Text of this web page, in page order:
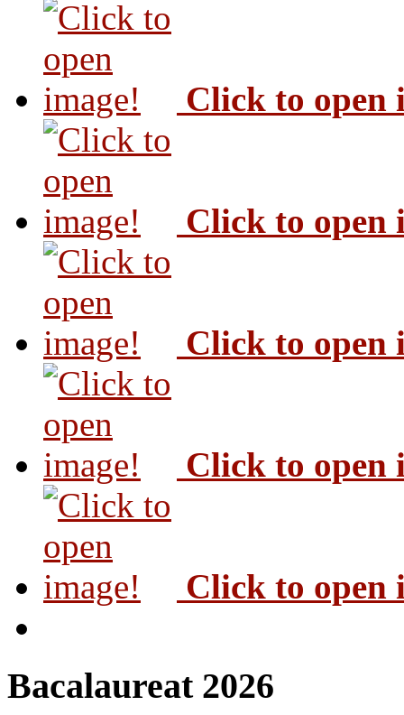
Click to open
Click to open
Click to open
Click to open
Click to open
Bacalaureat 2026